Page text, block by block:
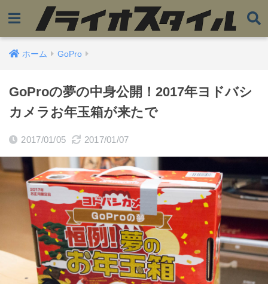
ホーム GoPro
GoProの夢の中身公開！2017年ヨドバシ
カメラお年玉箱が来たで
2017/01/05 2017/01/07